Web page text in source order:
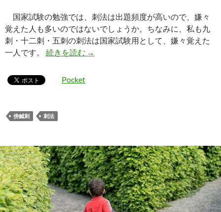
国家試験の勉強では、刺法は出題頻度が高いので、嫌々
覚えた人も多いのではないでしょうか。ちなみに、私も九
刺・十二刺・五刺の刺法は国家試験用として、嫌々覚えた
一人です。 続きを読む 慢性疼痛には傍鍼刺
→
Pocket
傍鍼刺 刺法